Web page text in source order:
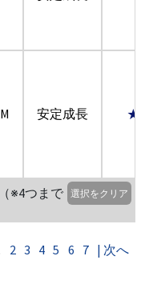
安定成長
※4つまで
選択をクリア
2 3 4 5 6 7 | 次へ